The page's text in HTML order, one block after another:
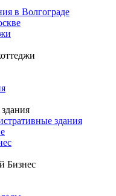
в Волгограде
здания
Бизнес